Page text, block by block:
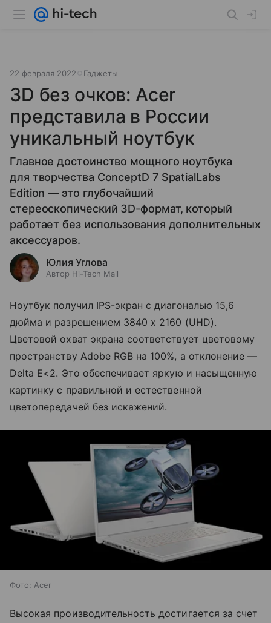
22 февраля 2022 Гаджеты
3D без очков: Acer
представила в России
уникальный ноутбук
Главное достоинство мощного ноутбука
для творчества ConceptD 7 SpatialLabs
Edition — это глубочайший
стереоскопический 3D-формат, который
работает без использования дополнительных
аксессуаров.
Юлия Углова
Автор Hi-Tech Mail
Ноутбук получил IPS-экран с диагональю 15,6
дюйма и разрешением 3840 x 2160 (UHD).
Цветовой охват экрана соответствует цветовому
пространству Adobe RGB на 100%, а отклонение—
Delta E<2. Это обеспечивает яркую и насыщенную
картинку с правильной и естественной
цветопередачей без искажений.
Фото: Acer
Высокая производительность достигается за счет